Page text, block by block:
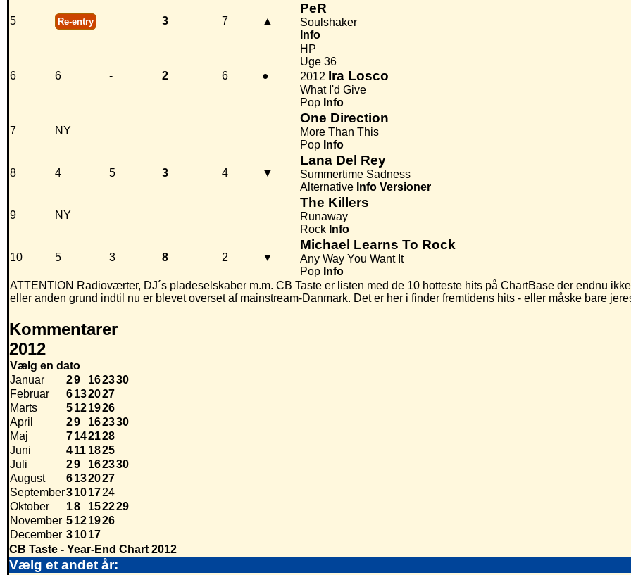
5 Re-entry 3 7 ▲
PeR
Soulshaker
Info
6 6 - 2 6 ●
HP
Uge 36
2012 Ira Losco
What I'd Give
Pop Info
7 NY
One Direction
More Than This
Pop Info
8 4 5 3 4 ▼
Lana Del Rey
Summertime Sadness
Alternative Info Versioner
9 NY
The Killers
Runaway
Rock Info
10 5 3 8 2 ▼
Michael Learns To Rock
Any Way You Want It
Pop Info
ATTENTION Radioværter, DJ´s pladeselskaber m.m. CB Taste er listen med de 10 hotteste hits på ChartBase der endnu
eller anden grund indtil nu er blevet overset af mainstream-Danmark. Det er her i finder fremtidens hits - eller måske bare
Kommentarer
2012
Vælg en dato
Januar
29 162330
Februar
6132027
Marts
5121926
April
29 162330
Maj
7142128
Juni
411 1825
Juli
29 162330
August
6132027
September3101724
Oktober
18 152229
November 5121926
December 31017
CB Taste - Year-End Chart 2012
Vælg et andet år: